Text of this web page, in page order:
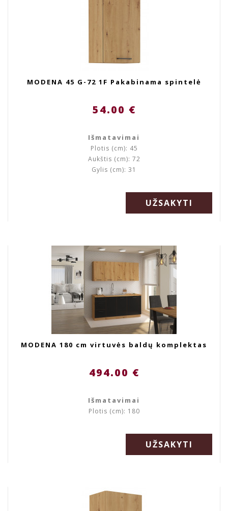
MODENA 45 G-72 1F Pakabinama spintelė
54.00 €
Išmatavimai
Plotis (cm): 45
Aukštis (cm): 72
Gylis (cm): 31
UŽSAKYTI
MODENA 180 cm virtuvės baldų komplektas
494.00 €
Išmatavimai
Plotis (cm): 180
UŽSAKYTI